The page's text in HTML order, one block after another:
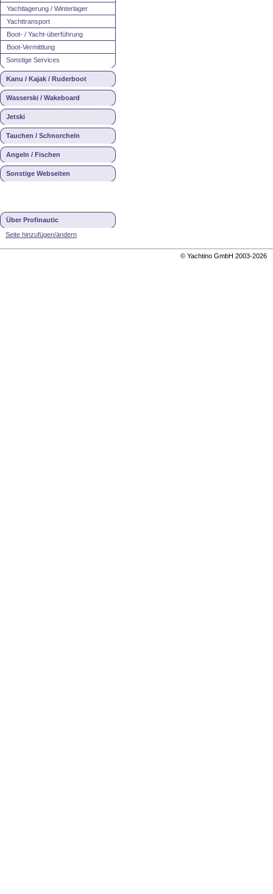
Yachtlagerung / Winterlager
Yachttransport
Boot- / Yacht-überführung
Boot-Vermittlung
Sonstige Services
Kanu / Kajak / Ruderboot
Wasserski / Wakeboard
Jetski
Tauchen / Schnorcheln
Angeln / Fischen
Sonstige Webseiten
Über Profinautic
Seite hinzufügen/ändern
© Yachtino GmbH 2003-